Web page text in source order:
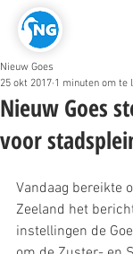
Nieuw Goes
voor
Nieuw Goes
25 okt 2017 1 minuten om te
Vandaag bereikte
Zeeland het
instellingen de